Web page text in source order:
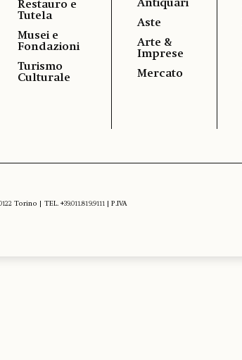
Restauro e
Tutela
Musei e
Fondazioni
Turismo
Culturale
Antiquari
Aste
Arte &
Imprese
Mercato
Torino | TEL. +39.011.819.9111 | P.IVA